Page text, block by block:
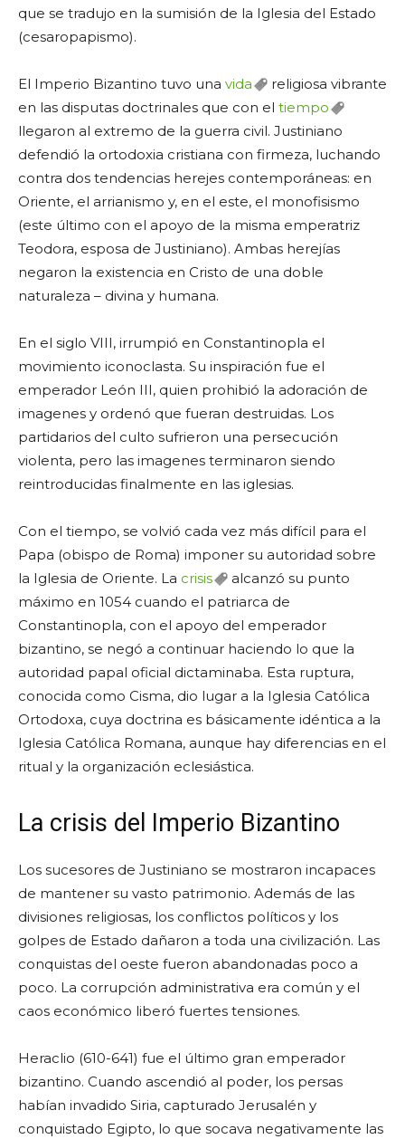
que se tradujo en la sumisión de la Iglesia del Estado
(cesaropapismo).
El Imperio Bizantino tuvo una vida
religiosa vibrante
en las disputas doctrinales que con el tiempo
llegaron al extremo de la guerra civil. Justiniano
defendió la ortodoxia cristiana con firmeza, luchando
contra dos tendencias herejes contemporáneas: en
Oriente, el arrianismo y, en el este, el monofisismo
(este último con el apoyo de la misma emperatriz
Teodora, esposa de Justiniano). Ambas herejías
negaron la existencia en Cristo de una doble
naturaleza – divina y humana.
En el siglo VIII, irrumpió en Constantinopla el
movimiento iconoclasta. Su inspiración fue el
emperador León III, quien prohibió la adoración de
imagenes y ordenó que fueran destruidas. Los
partidarios del culto sufrieron una persecución
violenta, pero las imagenes terminaron siendo
reintroducidas finalmente en las iglesias.
Con el tiempo, se volvió cada vez más difícil para el
Papa (obispo de Roma) imponer su autoridad sobre
la Iglesia de Oriente. La crisis
alcanzó su punto
máximo en 1054 cuando el patriarca de
Constantinopla, con el apoyo del emperador
bizantino, se negó a continuar haciendo lo que la
autoridad papal oficial dictaminaba. Esta ruptura,
conocida como Cisma, dio lugar a la Iglesia Católica
Ortodoxa, cuya doctrina es básicamente idéntica a la
Iglesia Católica Romana, aunque hay diferencias en el
ritual y la organización eclesiástica.
La crisis del Imperio Bizantino
Los sucesores de Justiniano se mostraron incapaces
de mantener su vasto patrimonio. Además de las
divisiones religiosas, los conflictos políticos y los
golpes de Estado dañaron a toda una civilización. Las
conquistas del oeste fueron abandonadas poco a
poco. La corrupción administrativa era común y el
caos económico liberó fuertes tensiones.
Heraclio (610-641) fue el último gran emperador
bizantino. Cuando ascendió al poder, los persas
habían invadido Siria, capturado Jerusalén y
conquistado Egipto, lo que socava negativamente las